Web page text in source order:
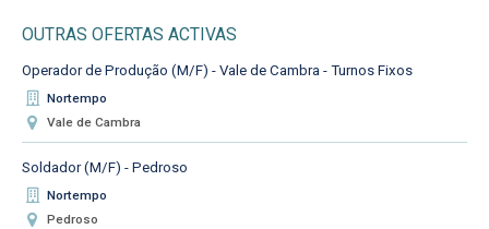
OUTRAS OFERTAS ACTIVAS
Operador de Produção (M/F) - Vale de Cambra - Turnos Fixos
Nortempo
Vale de Cambra
Soldador (M/F) - Pedroso
Nortempo
Pedroso